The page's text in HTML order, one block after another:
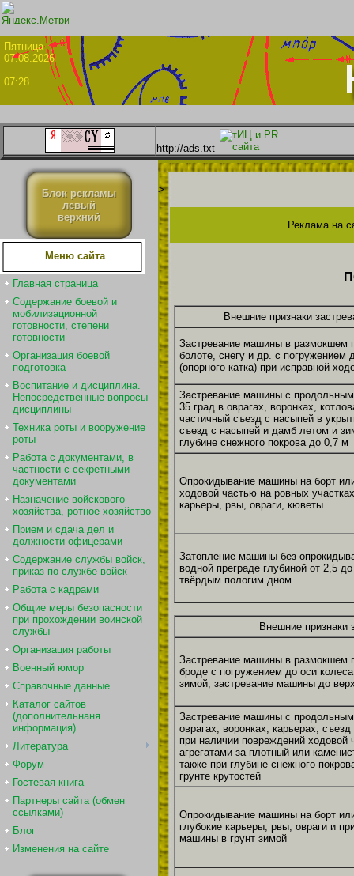
07.08.2026
07:28
http://ads.txt
Блок рекламы
левый
верхний
Меню сайта
Главная страница
Содержание боевой и
мобилизационной
готовности, степени
готовности
Организация боевой
подготовка
Воспитание и дисциплина.
Непосредственные вопросы
дисциплины
Техника роты и вооружение
роты
Работа с документами, в
частности с секретными
документами
Назначение войскового
хозяйства, ротное хозяйство
Прием и сдача дел и
должности офицерами
Содержание службы войск,
приказ по службе войск
Работа с кадрами
Общие меры безопасности
при прохождении воинской
службы
Организация работы
Военный юмор
Справочные данные
Каталог сайтов
(дополнительнаня
информация)
Литература
Форум
Гостевая книга
Партнеры сайта (обмен
ссылками)
Блог
Изменения на сайте
>
Реклама на
Внешние признаки
Застревание машины в размокшем
болоте, снегу и др. с погружением
(опорного катка) при исправной
Застревание машины с
35 град в оврагах, воронках,
частичный съезд с насыпей в
съезд с насыпей и дамб летом и
глубине снежного покрова до 0,7 м
Опрокидывание машины на борт
ходовой частью на ровных
карьеры, рвы, овраги, кюветы
Затопление машины без
водной преграде глубиной от 2,5
твёрдым пологим дном.
Внешние признаки
Застревание машины в размокшем
броде с погружением до оси
зимой; застревание машины до
Застревание машины с
оврагах, воронках, карьерах,
при наличии повреждений ходовой
агрегатами за плотный или
также при глубине снежного
грунте крутостей
Опрокидывание машины на борт
глубокие карьеры, рвы, овраги и
машины в грунт зимой